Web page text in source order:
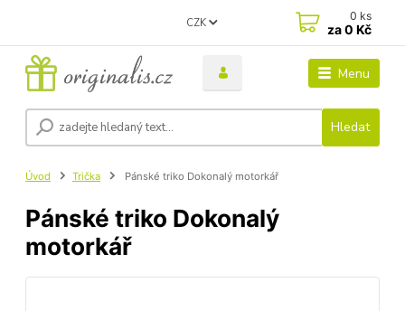
Menu
CZK
Hledat
0 ks
za0 Kč
Úvod Trička Pánské triko Dokonalý motorkář
Pánské triko Dokonalý
motorkář